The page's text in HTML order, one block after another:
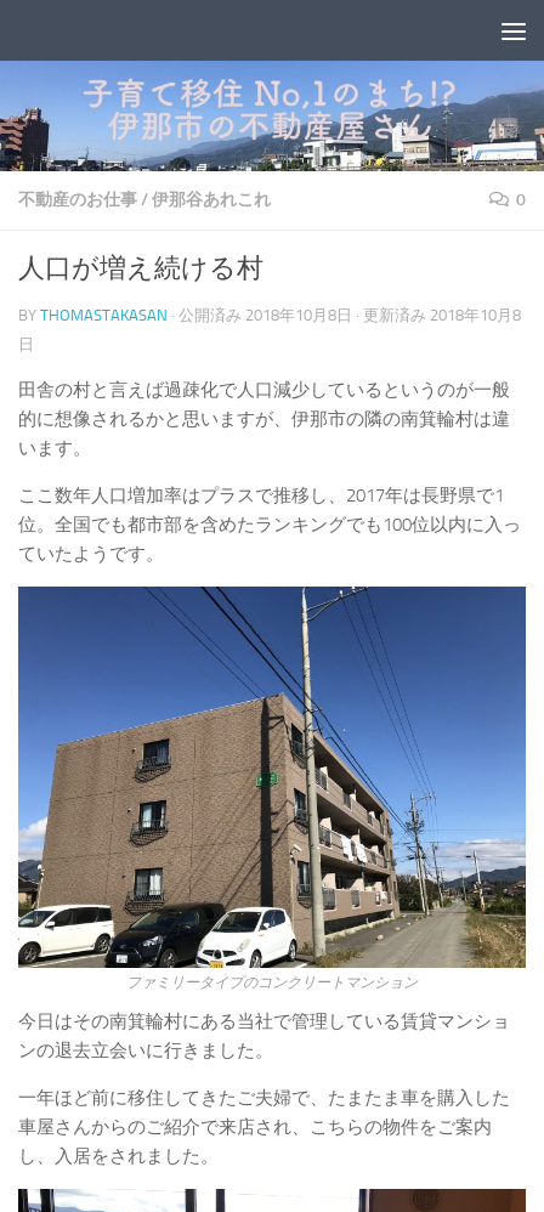
不動産のお仕事/伊那谷あれこれ 0
人口が増え続ける村
BY THOMASTAKASAN · 公開済み 2018年10月8日 · 更新済み 2018年10月8
日
田舎の村と言えば過疎化で人口減少しているというのが一般
的に想像されるかと思いますが、伊那市の隣の南箕輪村は違
います。
ここ数年人口増加率はプラスで推移し、2017年は長野県で1
位。全国でも都市部を含めたランキングでも100位以内に入っ
ていたようです。
ファミリータイプのコンクリートマンション
今日はその南箕輪村にある当社で管理している賃貸マンショ
ンの退去立会いに行きました。
一年ほど前に移住してきたご夫婦で、たまたま車を購入した
車屋さんからのご紹介で来店され、こちらの物件をご案内
し、入居をされました。